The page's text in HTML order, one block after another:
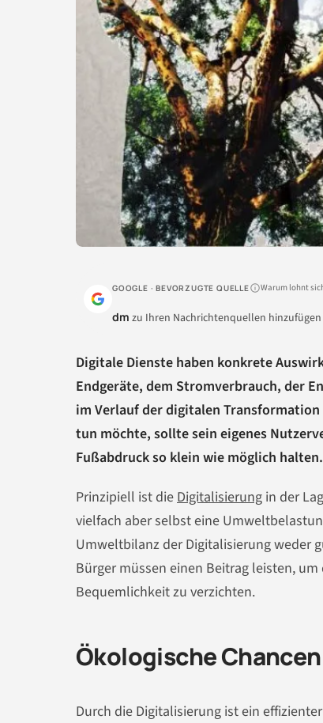
GOOGLE · BEVORZUGTE QUELLE Warum lohnt
dm zu Ihren Nachrichtenquellen hinzufügen
Digitale Dienste haben konkrete
Endgeräte, dem Stromverbrauch, der
im Verlauf der digitalen
tun möchte, sollte sein eigenes
Fußabdruck so klein wie möglich halten.
Prinzipiell ist die Digitalisierung in der
vielfach aber selbst eine
Umweltbilanz der Digitalisierung weder
Bürger müssen einen Beitrag leisten, um
Bequemlichkeit zu verzichten.
Ökologische
Durch die Digitalisierung ist ein